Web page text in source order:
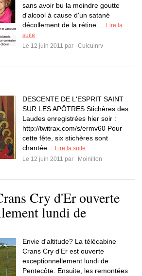
sans avoir bu la moindre goutte
d'alcool à cause d'un satané
décollement de la rétine....
Lire la
suite
Le 12 juin 2011 par
Cuicuinrv
DESCENTE DE L'ESPRIT SAINT
SUR LES APÔTRES Stichères des
Laudes enregistrées hier soir :
http://twitrax.com/s/ermv60 Pour
cette fête, six stichères sont
chantée...
Lire la suite
Le 12 juin 2011 par
Moinillon
Cry d'Er ouverte
lundi de
Envie d'altitude? La télécabine
Crans Cry d'Er est ouverte
exceptionnellement lundi de
Pentecôte. Ensuite, les remontées